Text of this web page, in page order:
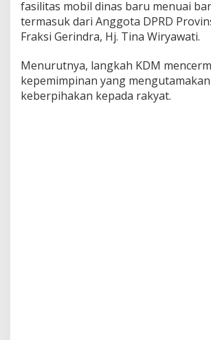
fasilitas mobil dinas baru menuai
termasuk dari Anggota DPRD
Fraksi Gerindra, Hj. Tina Wiryawati.
Menurutnya, langkah KDM
kepemimpinan yang
keberpihakan kepada rakyat.